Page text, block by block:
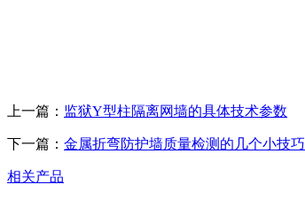
上一篇： 监狱Y型柱隔离网墙的具体技术参数
下一篇： 金属折弯防护墙质量检测的几个小技巧
相关产品